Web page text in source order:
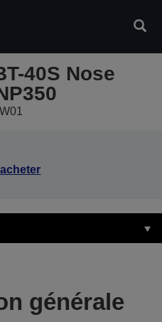
40S Nose
générale